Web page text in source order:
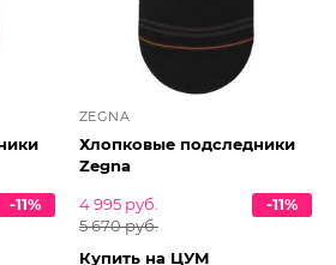
-11%
ZEGNA
Хлопковые подследники
Zegna
4 995 руб.
5 670 руб.
-11%
Купить на ЦУМ